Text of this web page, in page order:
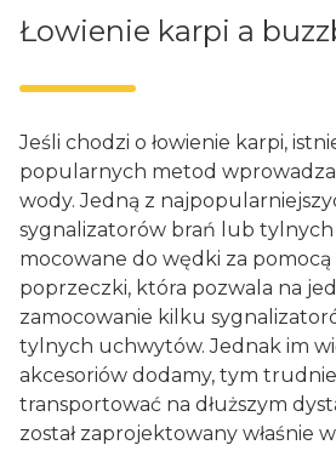
Łowienie karpi a
Jeśli chodzi o łowienie karpi,
popularnych metod
wody. Jedną z
sygnalizatorów brań lub tylnych
mocowane do wędki za pomocą
poprzeczki, która pozwala na
zamocowanie kilku
tylnych uchwytów. Jednak im
akcesoriów dodamy, tym
transportować na dłuższym
został zaprojektowany właśnie